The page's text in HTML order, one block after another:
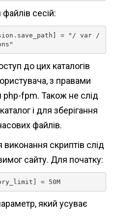
сесій:
до цих каталогів
з правами
php-fpm. Також не слід
і для зберігання
файлів.
скриптів слід
сайту. Для початку:
= 50M
який усуває